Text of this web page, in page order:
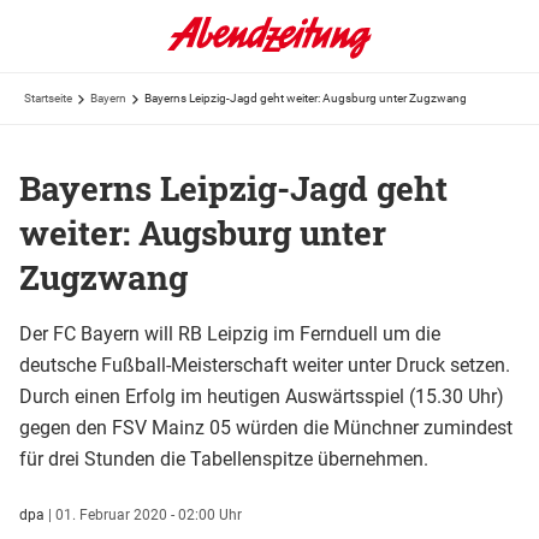
Startseite Bayern Bayerns Leipzig-Jagd geht weiter: Augsburg unter Zugzwang
Bayerns Leipzig-Jagd geht
weiter: Augsburg unter
Zugzwang
Der FC Bayern will RB Leipzig im Fernduell um die
deutsche Fußball-Meisterschaft weiter unter Druck setzen.
Durch einen Erfolg im heutigen Auswärtsspiel (15.30 Uhr)
gegen den FSV Mainz 05 würden die Münchner zumindest
für drei Stunden die Tabellenspitze übernehmen.
dpa | 01. Februar 2020 - 02:00 Uhr